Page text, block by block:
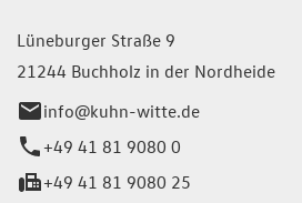
Lüneburger Straße 9
21244 Buchholz in der Nordheide
info@kuhn-witte.de
+49 41 81 9080 0
+49 41 81 9080 25